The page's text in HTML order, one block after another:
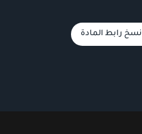
نسخ رابط المادة